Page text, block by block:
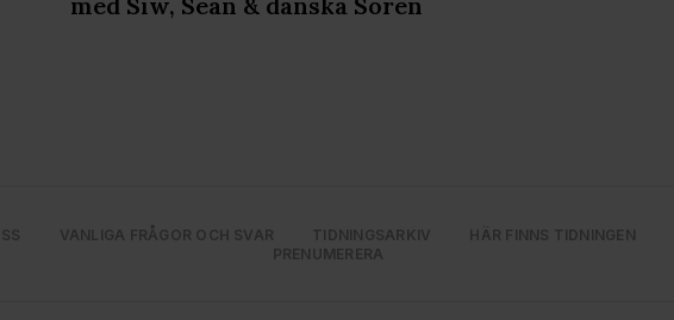
VANLIGA FRÅGOR OCH SVAR TIDNINGSARKIV HÄR FINNS TIDNINGEN
PRENUMERERA